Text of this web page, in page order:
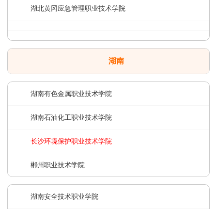
湖北黄冈应急管理职业技术学院
湖南
湖南有色金属职业技术学院
湖南石油化工职业技术学院
长沙环境保护职业技术学院
郴州职业技术学院
湖南安全技术职业学院